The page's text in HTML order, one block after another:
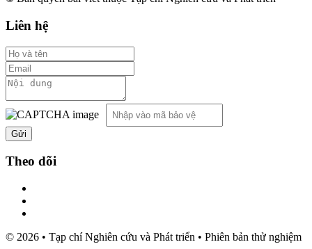
Liên hệ
Theo dõi
© 2026 • Tạp chí Nghiên cứu và Phát triển • Phiên bản thử nghiệm